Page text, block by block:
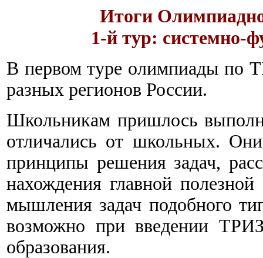
Итоги
1-й тур: системно-
В первом туре олимпиады по
разных регионов России.
Школьникам пришлось
отличались от школьных.
принципы решения задач,
нахождения главной
мышления задач подобного
возможно при введении
образования.